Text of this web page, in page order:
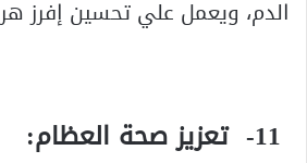
الدم، ويعمل علي تحسين إفرز